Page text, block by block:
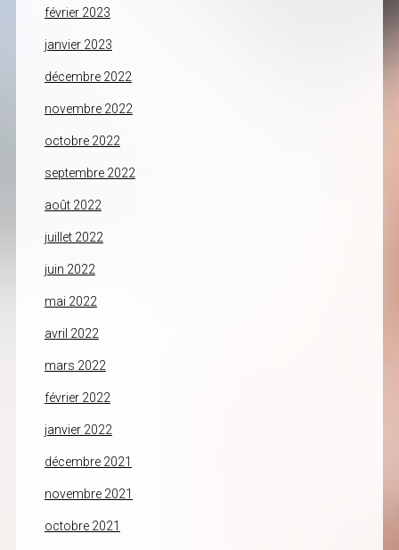
février 2023
janvier 2023
décembre 2022
novembre 2022
octobre 2022
septembre 2022
août 2022
juillet 2022
juin 2022
mai 2022
avril 2022
mars 2022
février 2022
janvier 2022
décembre 2021
novembre 2021
octobre 2021